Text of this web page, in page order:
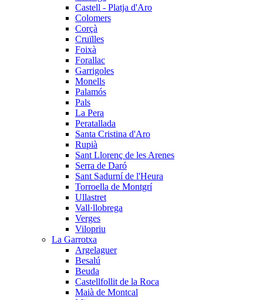
Castell - Platja d'Aro
Colomers
Corçà
Cruïlles
Foixà
Forallac
Garrigoles
Monells
Palamós
Pals
La Pera
Peratallada
Santa Cristina d'Aro
Rupià
Sant Llorenç de les Arenes
Serra de Daró
Sant Sadurní de l'Heura
Torroella de Montgrí
Ullastret
Vall·llobrega
Verges
Vilopriu
La Garrotxa
Argelaguer
Besalú
Beuda
Castellfollit de la Roca
Maià de Montcal